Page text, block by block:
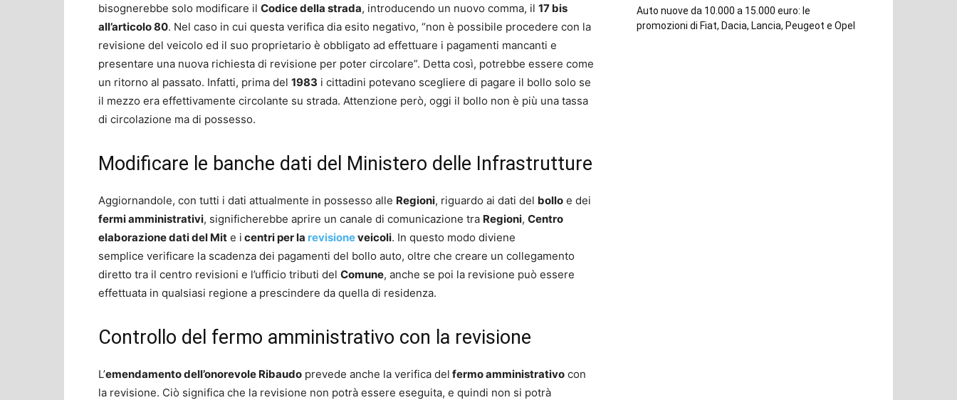
bisognerebbe solo modificare il Codice della strada, introducendo un nuovo comma, il 17 bis
all’articolo 80. Nel caso in cui questa verifica dia esito negativo, “non è possibile procedere con la
revisione del veicolo ed il suo proprietario è obbligato ad effettuare i pagamenti mancanti e
presentare una nuova richiesta di revisione per poter circolare”. Detta così, potrebbe essere come
un ritorno al passato. Infatti, prima del 1983 i cittadini potevano scegliere di pagare il bollo solo se
il mezzo era effettivamente circolante su strada. Attenzione però, oggi il bollo non è più una tassa
di circolazione ma di possesso.
Modificare le banche dati del Ministero delle Infrastrutture
Aggiornandole, con tutti i dati attualmente in possesso alle Regioni, riguardo ai dati del bollo e dei
fermi amministrativi, significherebbe aprire un canale di comunicazione tra Regioni, Centro
elaborazione dati del Mit e i centri per la revisioneveicoli. In questo modo diviene
semplice verificare la scadenza dei pagamenti del bollo auto, oltre che creare un collegamento
diretto tra il centro revisioni e l’ufficio tributi del Comune, anche se poi la revisione può essere
effettuata in qualsiasi regione a prescindere da quella di residenza.
Controllo del fermo amministrativo con la revisione
L’emendamento dell’onorevole Ribaudo prevede anche la verifica del fermo amministrativo con
la revisione. Ciò significa che la revisione non potrà essere eseguita, e quindi non si potrà
Auto nuove da 10.000 a 15.000 euro: le
promozioni di Fiat, Dacia, Lancia, Peugeot e Opel